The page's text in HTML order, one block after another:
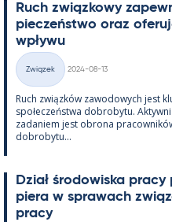
Ruch związ­kowy
pieczeństwo oraz
wpływu
Kategorie
Związek
2024-08-13
Ruch związków zawo­dowych jest
społeczeństwa do­bro­bytu.
za­da­niem jest obrona
do­bro­bytu...
Dział śro­dowiska
piera w sprawach
pracy